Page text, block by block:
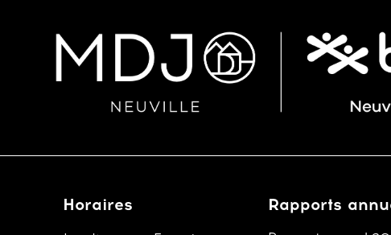
Horaires Rapports